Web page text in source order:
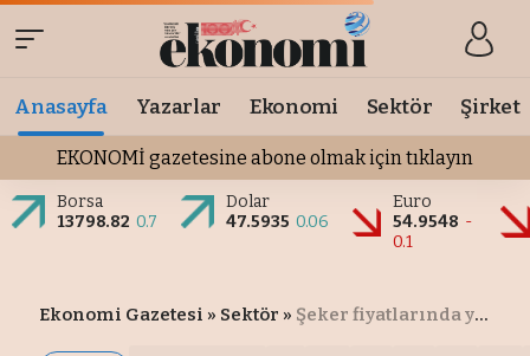
Anasayfa Yazarlar Ekonomi Sektör Şirket
EKONOMİ gazetesine abone olmak için tıklayın
Borsa
13798.82 0.7
Dolar
47.5935 0.06
Euro
54.9548 -
0.1
Ekonomi Gazetesi » Sektör » Şeker fiyatlarında yön değişti